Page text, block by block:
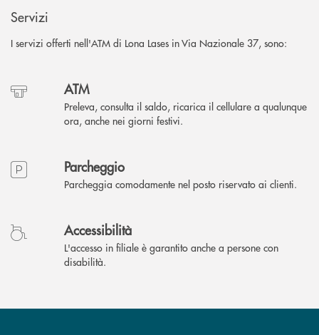
Servizi
I servizi offerti nell'ATM di Lona Lases in Via Nazionale 37, sono:
ATM
Preleva, consulta il saldo, ricarica il cellulare a qualunque
ora, anche nei giorni festivi.
Parcheggio
Parcheggia comodamente nel posto riservato ai clienti.
Accessibilità
L'accesso in filiale è garantito anche a persone con
disabilità.